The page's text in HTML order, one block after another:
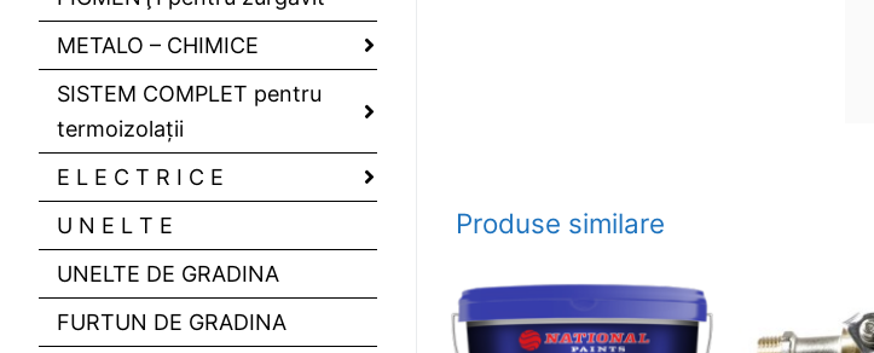
Produse similare
METALO – CHIMICE
SISTEM COMPLET pentru
termoizolaţii
E L E C T R I C E
U N E L T E
UNELTE DE GRADINA
FURTUN DE GRADINA